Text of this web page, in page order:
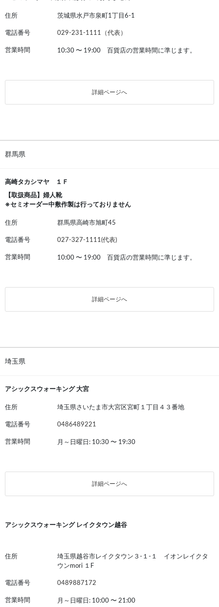
住所 茨城県水戸市泉町1丁目6-1
電話番号 029-231-1111（代表）
営業時間 10:30 〜 19:00 百貨店の営業時間に準じます。
詳細ページへ
群馬県
高崎タカシマヤ １Ｆ
【取扱商品】婦人靴
※セミオーダー中敷作製は行っておりません
住所 群馬県高崎市旭町45
電話番号 027-327-1111(代表)
営業時間 10:00 〜 19:00 百貨店の営業時間に準じます。
詳細ページへ
埼玉県
アシックスウォーキング 大宮
住所 埼玉県さいたま市大宮区宮町１丁目４３番地
電話番号 0486489221
営業時間 月～日曜日: 10:30 〜 19:30
詳細ページへ
アシックスウォーキング レイクタウン越谷
住所
埼玉県越谷市レイクタウン３-１-１ イオンレイクタ
ウンmori １F
電話番号 0489887172
営業時間 月～日曜日: 10:00 〜 21:00